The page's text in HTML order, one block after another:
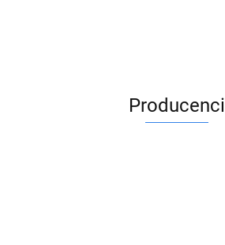
Producenci